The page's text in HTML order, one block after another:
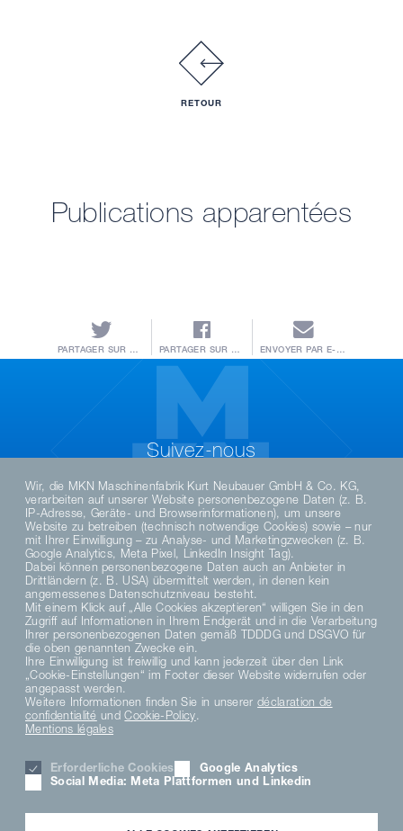
RETOUR
Publications apparentées
PARTAGER SUR TWITTER PARTAGER SUR FACEBOOK ENVOYER PAR E-MAIL
Suivez-nous
DE
DATENSCHUTZHINWEISE
DATENSCHUTZERKLÄRUNG SOCIAL MEDIA
AVIS DE CONFIDENTIALITÉ
HINWEISGEBERSYSTEM
PARAMÈTRES DES COOKIES
Wir, die MKN Maschinenfabrik Kurt Neubauer GmbH & Co. KG,
verarbeiten auf unserer Website personenbezogene Daten (z. B.
IP-Adresse, Geräte- und Browserinformationen), um unsere
Website zu betreiben (technisch notwendige Cookies) sowie – nur
mit Ihrer Einwilligung – zu Analyse- und Marketingzwecken (z. B.
Google Analytics, Meta Pixel, LinkedIn Insight Tag).
Dabei können personenbezogene Daten auch an Anbieter in
Drittländern (z. B. USA) übermittelt werden, in denen kein
angemessenes Datenschutzniveau besteht.
Mit einem Klick auf „Alle Cookies akzeptieren“ willigen Sie in den
Zugriff auf Informationen in Ihrem Endgerät und in die Verarbeitung
Ihrer personenbezogenen Daten gemäß TDDDG und DSGVO für
die oben genannten Zwecke ein.
Ihre Einwilligung ist freiwillig und kann jederzeit über den Link
„Cookie-Einstellungen“ im Footer dieser Website widerrufen oder
angepasst werden.
Weitere Informationen finden Sie in unsererdéclaration de
confidentialité undCookie-Policy.
Mentions légales
Erforderliche Cookies
Google Analytics
Social Media: Meta Plattformen und Linkedin